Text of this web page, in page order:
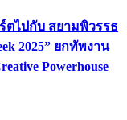
ตไปกับ สยามพิวรรธ
2025” ยกทัพงาน
Powerhouse